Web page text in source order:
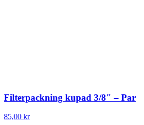
Filterpackning kupad 3/8″ – Par
85,00 kr